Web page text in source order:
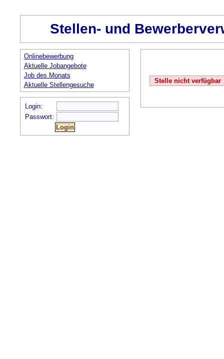
Stellen- und
Onlinebewerbung
Aktuelle Jobangebote
Job des Monats
Aktuelle Stellengesuche
Login:
Passwort:
Stelle nicht verfügbar